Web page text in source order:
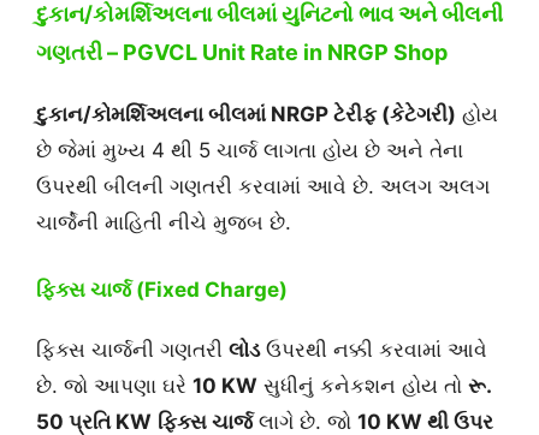
દુકાન/કોમર્શિઅલના બીલમાં યુનિટનો ભાવ અને બીલની
ગણતરી – PGVCL Unit Rate in NRGP Shop
દુકાન/કોમર્શિઅલના બીલમાં NRGP ટેરીફ (કેટેગરી) હોય
છે જેમાં મુખ્ય 4 થી 5 ચાર્જ લાગતા હોય છે અને તેના
ઉપરથી બીલની ગણતરી કરવામાં આવે છે. અલગ અલગ
ચાર્જેની માહિતી નીચે મુજબ છે.
ફિક્સ ચાર્જ (Fixed Charge)
ફિક્સ ચાર્જની ગણતરી લોડઉપરથી નક્કી કરવામાં આવે
છે. જો આપણા ઘરે 10 KW સુધીનું કનેકશન હોય તો રૂ.
50 પ્રતિ KW ફિક્સ ચાર્જલાગે છે. જો 10 KW થી ઉપર